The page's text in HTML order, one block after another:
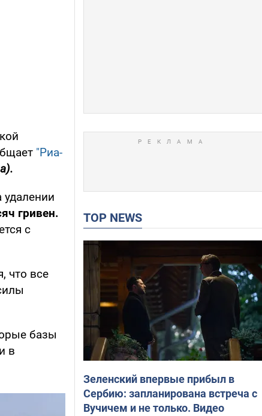
"Риа-
удалении
гривен.
с
что все
базы
в
TOP NEWS
Зеленский впервые прибыл в
Сербию: запланирована встреча с
Вучичем и не только. Видео